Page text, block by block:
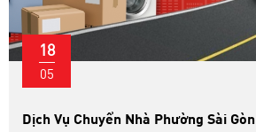
18
05
Dịch Vụ Chuyển Nhà Phường Sài Gòn